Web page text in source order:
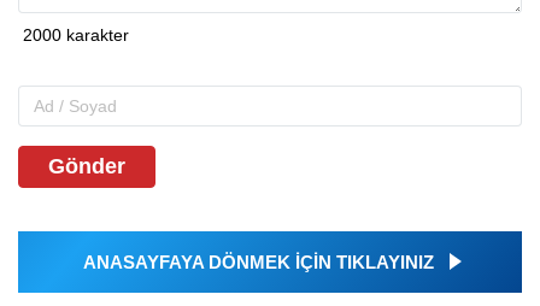
Gönder
ANASAYFAYA DÖNMEK İÇİN TIKLAYINIZ